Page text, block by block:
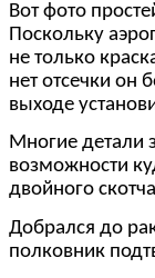
Вот фото
Поскольку
не только
нет отсечки он
выходе
Многие детали
возможности
двойного
Добрался до
полковник